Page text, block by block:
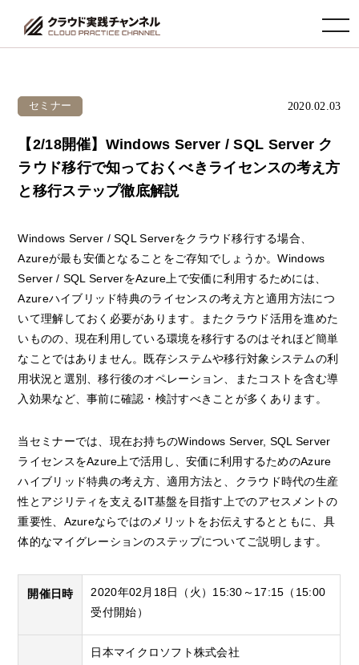
toggle navigation
セミナー 2020.02.03
【2/18開催】Windows Server / SQL Server ク
ラウド移行で知っておくべきライセンスの考え方
と移行ステップ徹底解説
Windows Server / SQL Serverをクラウド移行する場合、
Azureが最も安価となることをご存知でしょうか。Windows
Server / SQL ServerをAzure上で安価に利用するためには、
Azureハイブリッド特典のライセンスの考え方と適用方法につ
いて理解しておく必要があります。またクラウド活用を進めた
いものの、現在利用している環境を移行するのはそれほど簡単
なことではありません。既存システムや移行対象システムの利
用状況と選別、移行後のオペレーション、またコストを含む導
入効果など、事前に確認・検討すべきことが多くあります。
当セミナーでは、現在お持ちのWindows Server, SQL Server
ライセンスをAzure上で活用し、安価に利用するためのAzure
ハイブリッド特典の考え方、適用方法と、クラウド時代の生産
性とアジリティを支えるIT基盤を目指す上でのアセスメントの
重要性、Azureならではのメリットをお伝えするとともに、具
体的なマイグレーションのステップについてご説明します。
開催日時
2020年02月18日（火）15:30～17:15（15:00
受付開始）
日本マイクロソフト株式会社